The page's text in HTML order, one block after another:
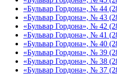
«Бульвар Гордона», № 44
«Бульвар Гордона», № 43
«Бульвар Гордона», № 42
«Бульвар Гордона», № 41
«Бульвар Гордона», № 40
«Бульвар Гордона», № 39
«Бульвар Гордона», № 38
«Бульвар Гордона», № 37